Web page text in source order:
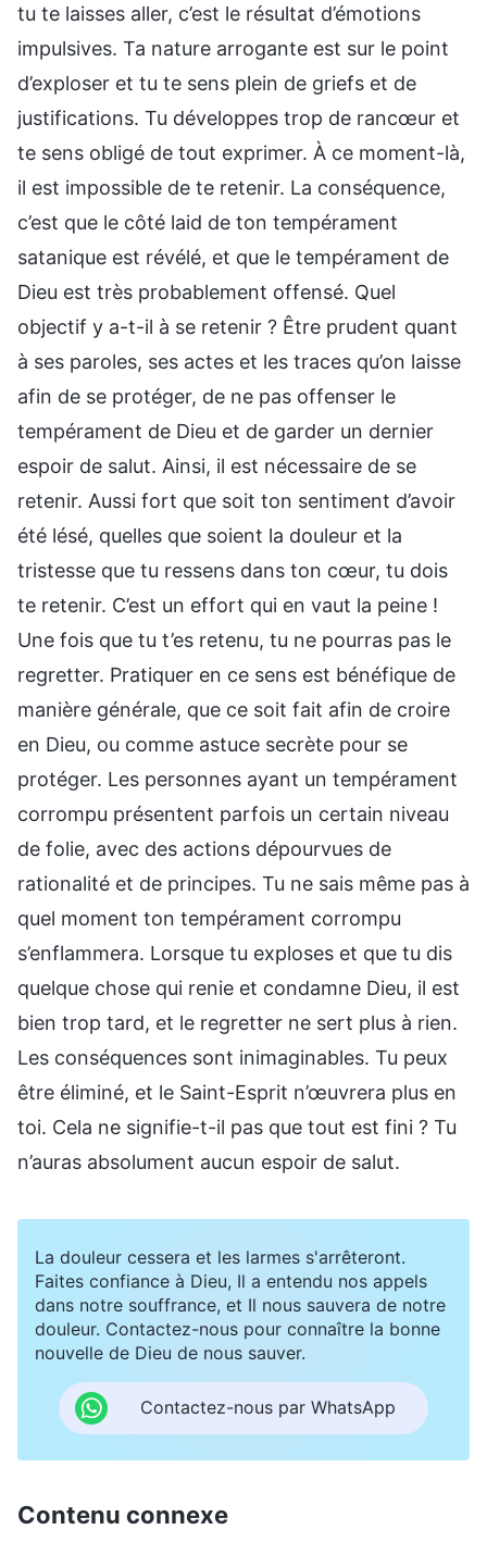
tu te laisses aller, c’est le résultat d’émotions
impulsives. Ta nature arrogante est sur le point
d’exploser et tu te sens plein de griefs et de
justifications. Tu développes trop de rancœur et
te sens obligé de tout exprimer. À ce moment-là,
il est impossible de te retenir. La conséquence,
c’est que le côté laid de ton tempérament
satanique est révélé, et que le tempérament de
Dieu est très probablement offensé. Quel
objectif y a-t-il à se retenir ? Être prudent quant
à ses paroles, ses actes et les traces qu’on laisse
afin de se protéger, de ne pas offenser le
tempérament de Dieu et de garder un dernier
espoir de salut. Ainsi, il est nécessaire de se
retenir. Aussi fort que soit ton sentiment d’avoir
été lésé, quelles que soient la douleur et la
tristesse que tu ressens dans ton cœur, tu dois
te retenir. C’est un effort qui en vaut la peine !
Une fois que tu t’es retenu, tu ne pourras pas le
regretter. Pratiquer en ce sens est bénéfique de
manière générale, que ce soit fait afin de croire
en Dieu, ou comme astuce secrète pour se
protéger. Les personnes ayant un tempérament
corrompu présentent parfois un certain niveau
de folie, avec des actions dépourvues de
rationalité et de principes. Tu ne sais même pas à
quel moment ton tempérament corrompu
s’enflammera. Lorsque tu exploses et que tu dis
quelque chose qui renie et condamne Dieu, il est
bien trop tard, et le regretter ne sert plus à rien.
Les conséquences sont inimaginables. Tu peux
être éliminé, et le Saint-Esprit n’œuvrera plus en
toi. Cela ne signifie-t-il pas que tout est fini ? Tu
n’auras absolument aucun espoir de salut.
La douleur cessera et les larmes s'arrêteront.
Faites confiance à Dieu, Il a entendu nos appels
dans notre souffrance, et Il nous sauvera de notre
douleur. Contactez-nous pour connaître la bonne
nouvelle de Dieu de nous sauver.
Contactez-nous par WhatsApp
Contenu connexe